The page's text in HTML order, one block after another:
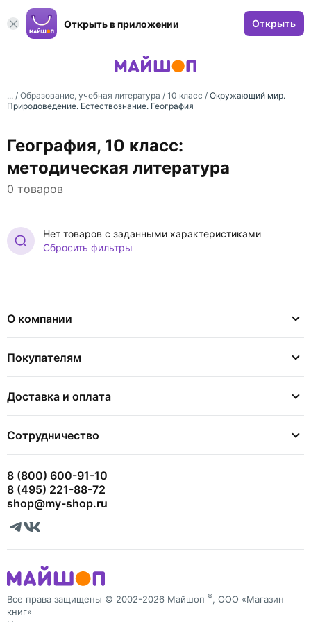
Открыть в приложении Открыть
... / Образование, учебная литература / 10 класс / Окружающий мир.
Природоведение. Естествознание. География
География, 10 класс:
методическая литература
0 товаров
Нет товаров с заданными характеристиками
Сбросить фильтры
О компании
Покупателям
Доставка и оплата
Сотрудничество
8 (800) 600-91-10
8 (495) 221-88-72
shop@my-shop.ru
Все права защищены © 2002-2026 Майшоп ®, ООО «Магазин
книг»